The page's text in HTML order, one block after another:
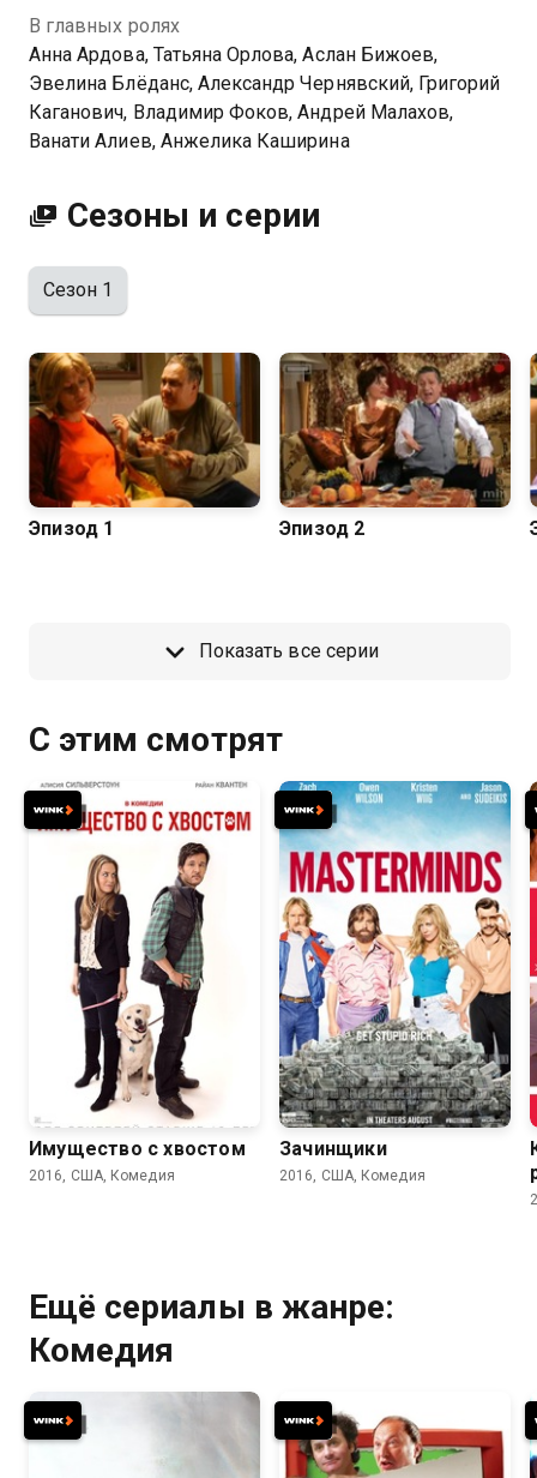
В главных ролях
Анна Ардова, Татьяна Орлова, Аслан Бижоев,
Эвелина Блёданс, Александр Чернявский, Григорий
Каганович, Владимир Фоков, Андрей Малахов,
Ванати Алиев, Анжелика Каширина
Сезоны и серии
Сезон 1
Эпизод 1 Эпизод 2
Показать все серии
С этим смотрят
4.9
Имущество с хвостом
2016, США, Комедия
6.2 5.8
Зачинщики
2016, США, Комедия
Ещё сериалы в жанре:
Комедия